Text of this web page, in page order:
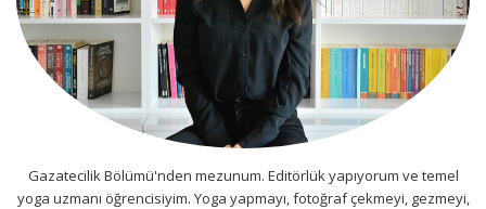
Gazatecilik Bölümü'nden mezunum. Editörlük yapıyorum ve temel
yoga uzmanı öğrencisiyim. Yoga yapmayı, fotoğraf çekmeyi, gezmeyi,